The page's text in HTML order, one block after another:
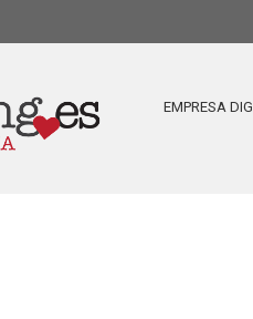
EMPRESA